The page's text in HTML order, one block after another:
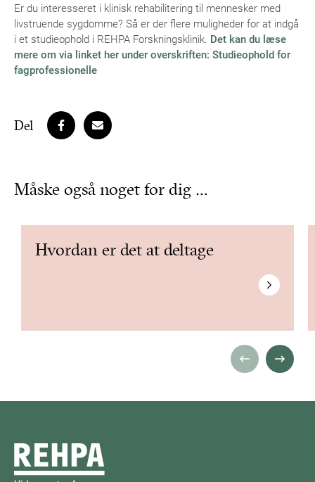
Er du interesseret i klinisk rehabilitering til mennesker med
livstruende sygdomme? Så er der flere muligheder for at indgå
i et studieophold i REHPA Forskningsklinik. Det kan du læse
mere om via linket her under overskriften: Studieophold for
fagprofessionelle
Del
Måske også noget for dig …
Hvordan er det at deltage